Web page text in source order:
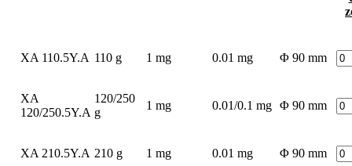
XA 110.5Y.A 110 g 1 mg 0.01 mg Φ 90 mm
XA
120/250.5Y.A
120/250
g
1 mg 0.01/0.1 mg Φ 90 mm
XA 210.5Y.A 210 g 1 mg 0.01 mg Φ 90 mm